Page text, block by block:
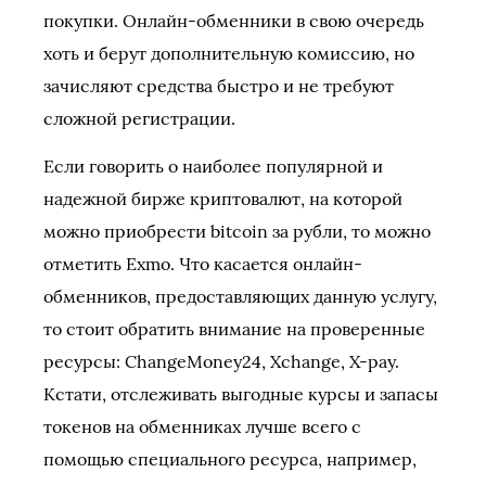
покупки. Онлайн-обменники в свою очередь
хоть и берут дополнительную комиссию, но
зачисляют средства быстро и не требуют
сложной регистрации.
Если говорить о наиболее популярной и
надежной бирже криптовалют, на которой
можно приобрести bitcoin за рубли, то можно
отметить Exmo. Что касается онлайн-
обменников, предоставляющих данную услугу,
то стоит обратить внимание на проверенные
ресурсы: ChangeMoney24, Xchange, X-pay.
Кстати, отслеживать выгодные курсы и запасы
токенов на обменниках лучше всего с
помощью специального ресурса, например,